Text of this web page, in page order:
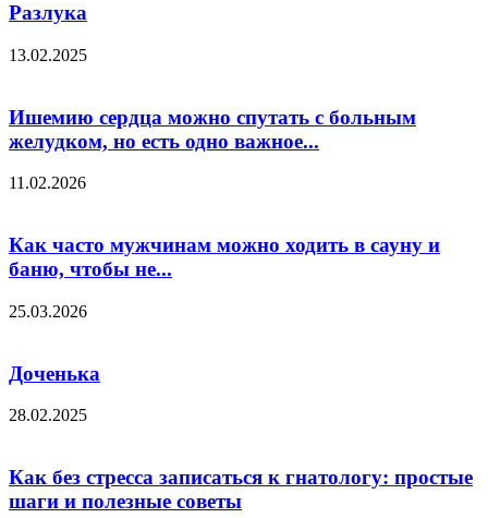
Разлука
13.02.2025
Ишемию сердца можно спутать с больным
желудком, но есть одно важное...
11.02.2026
Как часто мужчинам можно ходить в сауну и
баню, чтобы не...
25.03.2026
Доченька
28.02.2025
Как без стресса записаться к гнатологу: простые
шаги и полезные советы